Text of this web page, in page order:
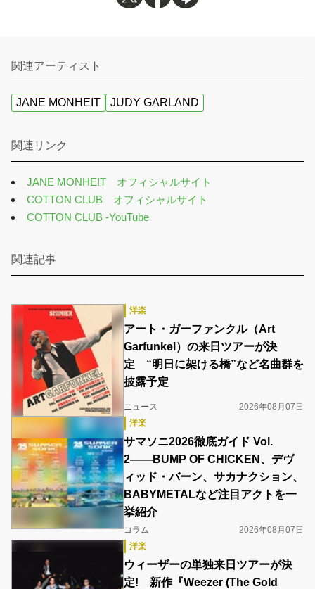
関連アーティスト
JANE MONHEIT JUDY GARLAND
関連リンク
JANE MONHEIT オフィシャルサイト
COTTON CLUB オフィシャルサイト
COTTON CLUB -YouTube
関連記事
洋楽
アート・ガーファンクル（Art
Garfunkel）の来日ツアーが決
定 “明日に架ける橋”など名曲群を
披露予定
ニュース
2026年08月07日
洋楽
サマソニ2026徹底ガイド Vol.
2――BUMP OF CHICKEN、デヴ
ィッド・バーン、サカナクション、
BABYMETALなど注目アクトを一
挙紹介
コラム
2026年08月07日
洋楽
ウィーザーの単独来日ツアーが決
定! 新作『Weezer (The Gold